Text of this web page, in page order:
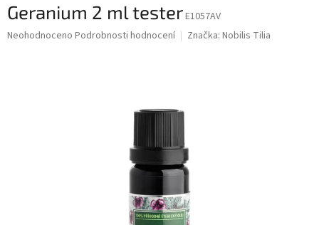
Geranium 2 ml testerE1057AV
Průměrné
Neohodnoceno Podrobnosti hodnocení Značka: Nobilis Tilia